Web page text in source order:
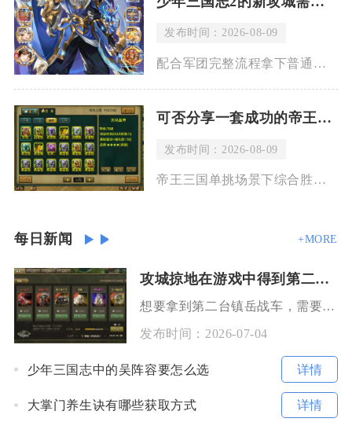
发布时间：2026-08-09
配合军团完整流程拿下普通郡城整体消耗在一个半周期，丰产重镇需要两个周期，若是全程
可否分享一套成功的帝王三国单挑最强阵容
发布时间：2026-08-09
帝王三国单挑场景下综合胜率最高的成型阵容为典韦（主坦步将）、刘三刀（核心爆发骑将
每日新闻 +MORE
攻城掠地在游戏中得到第二战车的方法有哪些
想要拿到第二台镇岳战车，需要先集齐三层前置解锁门槛，再依靠长期资源积累完成战车重塑与零件打
发布时间： 2026-07-04
少年三国志中的吴阵容要怎么选 详情
大掌门养生诀有哪些获取方式 详情